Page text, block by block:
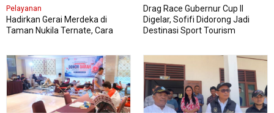
Pelayanan
Hadirkan Gerai Merdeka di
Taman Nukila Ternate, Cara
Drag Race Gubernur Cup II
Digelar, Sofifi Didorong Jadi
Destinasi Sport Tourism